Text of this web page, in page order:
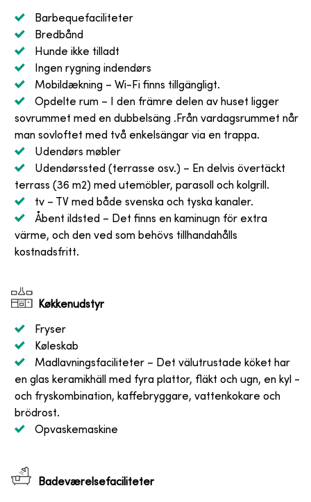
Barbequefaciliteter
Bredbånd
Hunde ikke tilladt
Ingen rygning indendørs
Mobildækning – Wi-Fi finns tillgängligt.
Opdelte rum – I den främre delen av huset ligger
sovrummet med en dubbelsäng .Från vardagsrummet når
man sovloftet med två enkelsängar via en trappa.
Udendørs møbler
Udendørssted (terrasse osv.) – En delvis övertäckt
terrass (36 m2) med utemöbler, parasoll och kolgrill.
tv – TV med både svenska och tyska kanaler.
Åbent ildsted – Det finns en kaminugn för extra
värme, och den ved som behövs tillhandahålls
kostnadsfritt.
Køkkenudstyr
Fryser
Køleskab
Madlavningsfaciliteter – Det välutrustade köket har
en glas keramikhäll med fyra plattor, fläkt och ugn, en kyl -
och fryskombination, kaffebryggare, vattenkokare och
brödrost.
Opvaskemaskine
Badeværelsefaciliteter